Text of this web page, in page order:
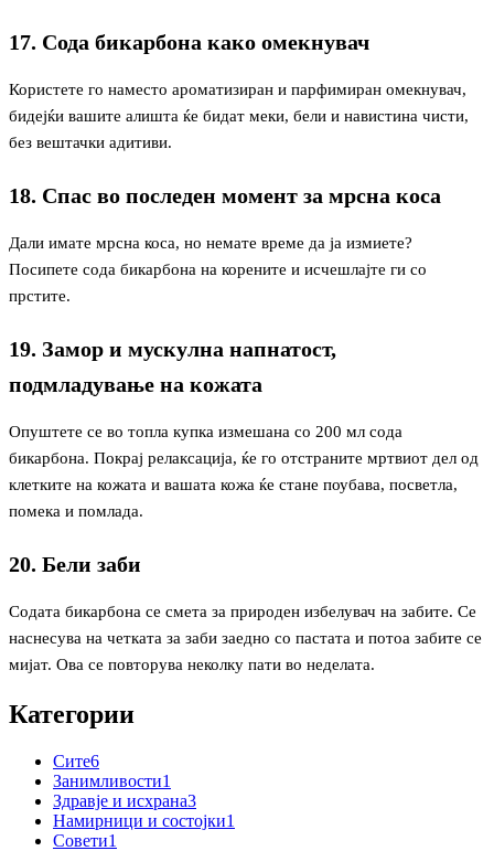
17. Сода бикарбона како омекнувач
Користете го наместо ароматизиран и парфимиран омекнувач,
бидејќи вашите алишта ќе бидат меки, бели и навистина чисти,
без вештачки адитиви.
18. Спас во последен момент за мрсна коса
Дали имате мрсна коса, но немате време да ја измиете?
Посипете сода бикарбона на корените и исчешлајте ги со
прстите.
19. Замор и мускулна напнатост,
подмладување на кожата
Опуштете се во топла купка измешана со 200 мл сода
бикарбона. Покрај релаксација, ќе го отстраните мртвиот дел од
клетките на кожата и вашата кожа ќе стане поубава, посветла,
помека и помлада.
20. Бели заби
Содата бикарбона се смета за природен избелувач на забите. Се
наснесува на четката за заби заедно со пастата и потоа забите се
мијат. Ова се повторува неколку пати во неделата.
Категории
Сите6
Занимливости1
Здравје и исхрана3
Намирници и состојки1
Совети1